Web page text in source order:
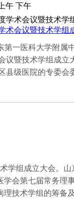
午 下午
术会议暨技术学
第一医科大学附
议暨技术学组成
级医院的专委
学组成立大会。
会第七届常务
技术学组的筹备